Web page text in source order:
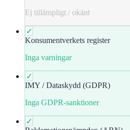
Ej tillämpligt / okänt
✓
Konsumentverkets register
Inga varningar
✓
IMY / Dataskydd (GDPR)
Inga GDPR-sanktioner
✓